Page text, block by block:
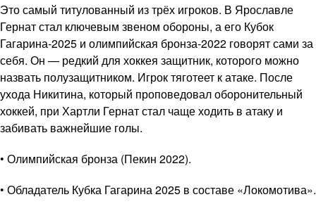
Это самый титулованный из трёх игроков. В Ярославле
Гернат стал ключевым звеном обороны, а его Кубок
Гагарина-2025 и олимпийская бронза-2022 говорят сами за
себя. Он — редкий для хоккея защитник, которого можно
назвать полузащитником. Игрок тяготеет к атаке. После
ухода Никитина, который проповедовал оборонительный
хоккей, при Хартли Гернат стал чаще ходить в атаку и
забивать важнейшие голы.
• Олимпийская бронза (Пекин 2022).
• Обладатель Кубка Гагарина 2025 в составе «Локомотива».